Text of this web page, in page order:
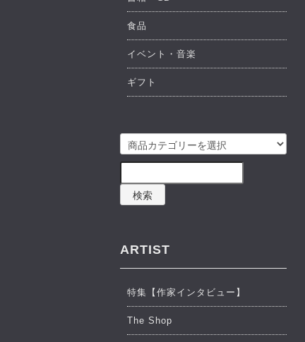
食品
イベント・音楽
ギフト
検索
ARTIST
特集【作家インタビュー】
The Shop